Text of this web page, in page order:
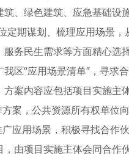
筑、绿色建筑、应急基础
定期谋划、梳理应用场景
务民生需求等方面精心
区“应用场景清单”，寻求
方案内容应包括项目实施
案，公共资源所有权单
应用场景，积极寻找合作
由项目实施主体会同合